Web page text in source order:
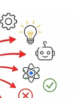
İQTİSADİYYAT
yaxın
0